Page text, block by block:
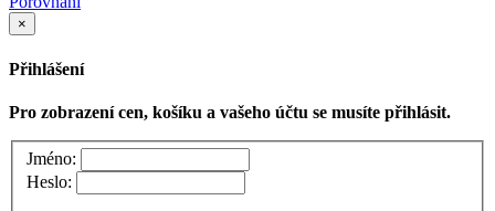
×
Přihlášení
Pro zobrazení cen, košíku a vašeho účtu se musíte přihlásit.
Jméno:
Heslo: